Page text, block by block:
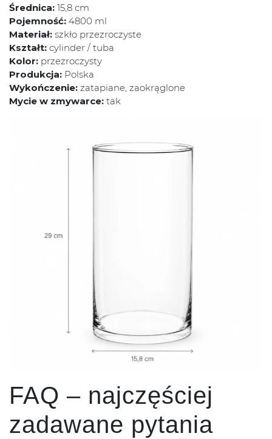
Średnica: 15,8 cm
Pojemność: 4800 ml
Materiał: szkło przezroczyste
Kształt: cylinder / tuba
Kolor: przezroczysty
Produkcja: Polska
Wykończenie: zatapiane, zaokrąglone
Mycie w zmywarce: tak
FAQ – najczęściej
zadawane pytania